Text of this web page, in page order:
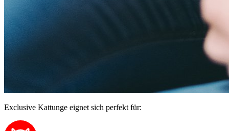
Exclusive Kattunge eignet sich perfekt für: